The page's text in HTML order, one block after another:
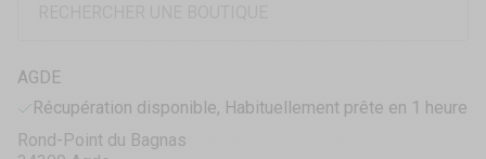
AGDE
Récupération disponible, Habituellement prête en 1 heure
Rond-Point du Bagnas